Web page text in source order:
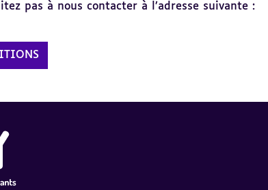
pas à nous contacter à l’adresse suivante :